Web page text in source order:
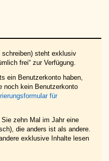
schreiben) steht exklusiv
frei“ zur Verfügung.
ein Benutzerkonto haben,
noch kein Benutzerkonto
für
zehn Mal im Jahr eine
die anders ist als andere.
exklusive Inhalte lesen